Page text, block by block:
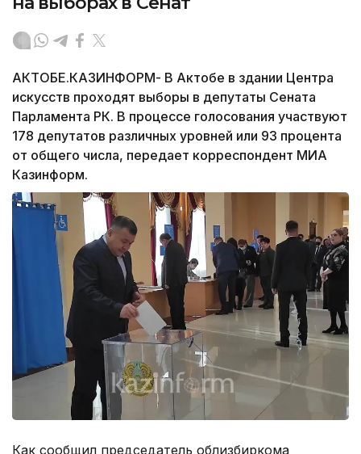
АКТОБЕ.КАЗИНФОРМ- В Актобе в здании Центра
искусств проходят выборы в депутаты Сената
Парламента РК. В процессе голосования участвуют
178 депутатов различных уровней или 93 процента
от общего числа, передает корреспондент МИА
Казинформ.
Как сообщил председатель облизбиркома